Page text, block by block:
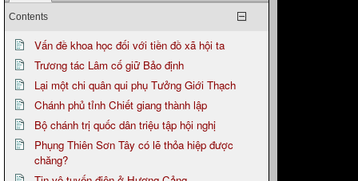
Contents
Vấn đề khoa học đối với tiền đồ xã hội ta
Trương tác Lâm cố giữ Bảo định
Lại một chi quân qui phụ Tưởng Giới Thạch
Chánh phủ tỉnh Chiết giang thành lập
Bộ chánh trị quốc dân triệu tập hội nghị
Phụng Thiên Sơn Tây có lẽ thỏa hiệp được
chăng?